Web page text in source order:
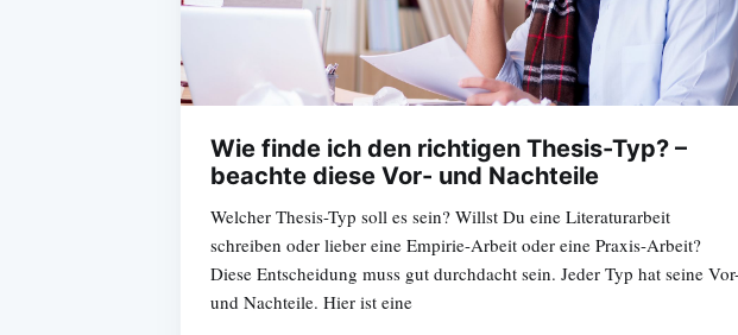
Wie finde ich den richtigen Thesis-Typ? –
beachte diese Vor- und Nachteile
Welcher Thesis-Typ soll es sein? Willst Du eine Literaturarbeit
schreiben oder lieber eine Empirie-Arbeit oder eine Praxis-Arbeit?
Diese Entscheidung muss gut durchdacht sein. Jeder Typ hat seine
und Nachteile. Hier ist eine